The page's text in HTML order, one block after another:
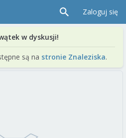
Zaloguj się
w dyskusji!
są na stronie Znaleziska.